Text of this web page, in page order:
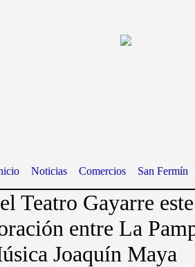
Noticias Comercios San Fermín
Teatro Gayarre
entre La
Joaquín Maya